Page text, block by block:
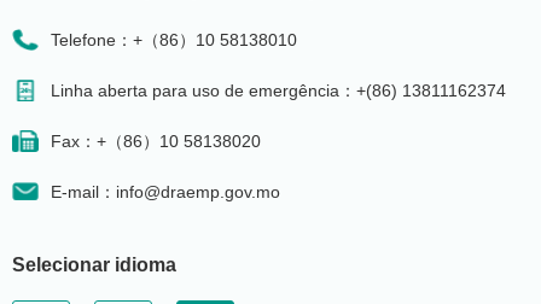
Telefone：+（86）10 58138010
Linha aberta para uso de emergência：+(86) 13811162374
Fax：+（86）10 58138020
E-mail：info@draemp.gov.mo
Selecionar idioma